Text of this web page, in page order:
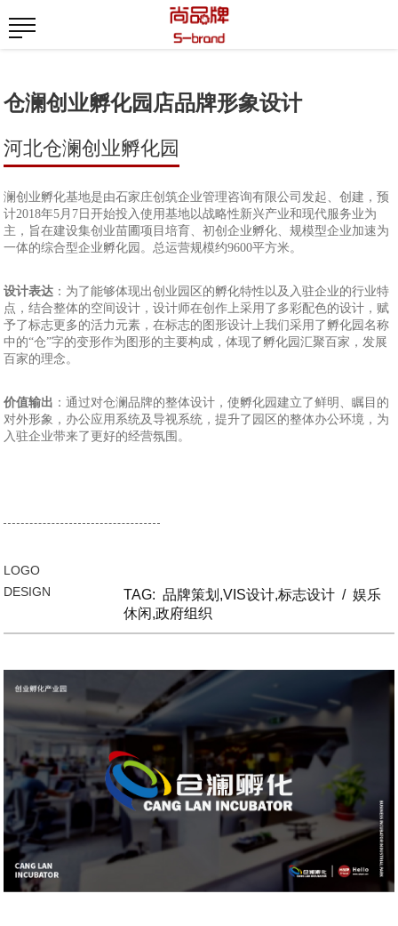
仓澜创业孵化园店品牌形象设计
河北仓澜创业孵化园
澜创业孵化基地是由石家庄创筑企业管理咨询有限公司发起、创建，预
计2018年5月7日开始投入使用基地以战略性新兴产业和现代服务业为
主，旨在建设集创业苗圃项目培育、初创企业孵化、规模型企业加速为
一体的综合型企业孵化园。总运营规模约9600平方米。
设计表达 ：为了能够体现出创业园区的孵化特性以及入驻企业的行业特
点，结合整体的空间设计，设计师在创作上采用了多彩配色的设计，赋
予了标志更多的活力元素，在标志的图形设计上我们采用了孵化园名称
中的“仓”字的变形作为图形的主要构成，体现了孵化园汇聚百家，发展
百家的理念。
价值输出 ：通过对仓澜品牌的整体设计，使孵化园建立了鲜明、瞩目的
对外形象，办公应用系统及导视系统，提升了园区的整体办公环境，为
入驻企业带来了更好的经营氛围。
LOGO
DESIGN
TAG: 品牌策划,VIS设计,标志设计 / 娱乐
休闲,政府组织